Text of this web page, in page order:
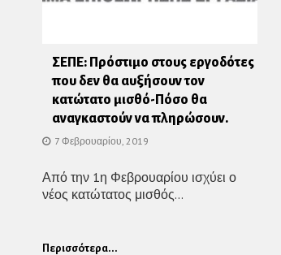
ΣΕΠΕ: Πρόστιμο στους εργοδότες
που δεν θα αυξήσουν τον
κατώτατο μισθό-Πόσο θα
αναγκαστούν να πληρώσουν.
7 Φεβρουαρίου, 2019
Από την 1η Φεβρουαρίου ισχύει ο
νέος κατώτατος μισθός...
Περισσότερα...